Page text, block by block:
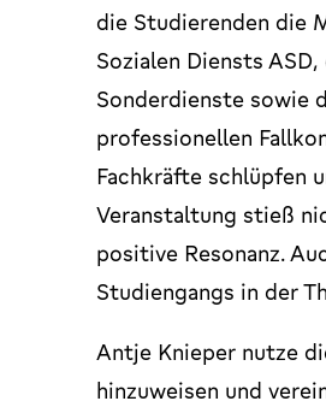
die Studierenden die
Sozialen Diensts
Sonderdienste sowie
professionellen
Fachkräfte schlüpfen
Veranstaltung stieß
positive Resonanz.
Studiengangs in der
Antje Knieper nutze
hinzuweisen und